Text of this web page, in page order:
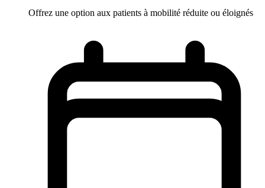
Offrez une option aux patients à mobilité réduite ou éloignés